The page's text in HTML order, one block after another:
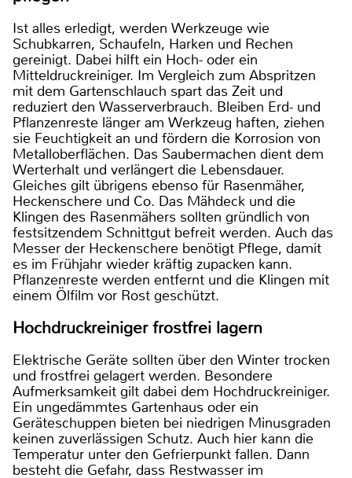
Ist alles erledigt, werden Werkzeuge wie
Schubkarren, Schaufeln, Harken und Rechen
gereinigt. Dabei hilft ein Hoch- oder ein
Mitteldruckreiniger. Im Vergleich zum Abspritzen
mit dem Gartenschlauch spart das Zeit und
reduziert den Wasserverbrauch. Bleiben Erd- und
Pflanzenreste länger am Werkzeug haften, ziehen
sie Feuchtigkeit an und fördern die Korrosion von
Metalloberflächen. Das Saubermachen dient dem
Werterhalt und verlängert die Lebensdauer.
Gleiches gilt übrigens ebenso für Rasenmäher,
Heckenschere und Co. Das Mähdeck und die
Klingen des Rasenmähers sollten gründlich von
festsitzendem Schnittgut befreit werden. Auch das
Messer der Heckenschere benötigt Pflege, damit
es im Frühjahr wieder kräftig zupacken kann.
Pflanzenreste werden entfernt und die Klingen mit
einem Ölfilm vor Rost geschützt.
Hochdruckreiniger frostfrei lagern
Elektrische Geräte sollten über den Winter trocken
und frostfrei gelagert werden. Besondere
Aufmerksamkeit gilt dabei dem Hochdruckreiniger.
Ein ungedämmtes Gartenhaus oder ein
Geräteschuppen bieten bei niedrigen Minusgraden
keinen zuverlässigen Schutz. Auch hier kann die
Temperatur unter den Gefrierpunkt fallen. Dann
besteht die Gefahr, dass Restwasser im